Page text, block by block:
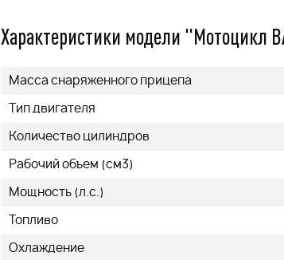
Подробнее
Характеристики модели "Мотоцикл
Масса снаряженного прицепа
Тип двигателя
Количество цилиндров
Рабочий объем (см3)
Мощность (л.с.)
Топливо
Охлаждение